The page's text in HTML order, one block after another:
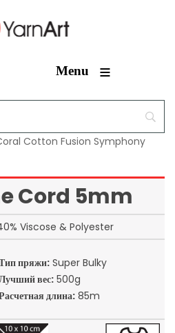
Menu ≡
Cotton Fusion Symphony
Cord 5mm
Viscose & Polyester
пряжи:Super Bulky
вес:500g
длина:85m